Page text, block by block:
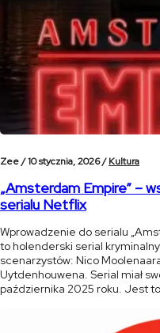
Zee /10 stycznia, 2026 /Kultura
„Amsterdam Empire” –
serialu Netflix
Wprowadzenie do serialu
to holenderski serial
scenarzystów: Nico
Uytdenhouwena. Serial miał
października 2025 roku. Jest
konopnej. Serial łączy w